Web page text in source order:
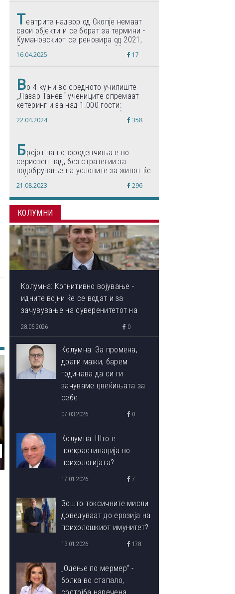
Театрите надвор од Скопје немаат
свои објекти и се борат за термини -
Кумановскиот се реновира од 2021,
Струмичкиот се гради веќе 11 години
16.04.2025 17
Во 4 кујни во средното училиште
„Лазар Танев“ учениците спремаат
кетеринг и за над 1.000 гости:
„Формиравме компанија и работиме
по светски стандарди“
22.04.2024 358
Бројот на новороденчиња е во
сериозен пад, без стратегии за
подобрување на условите за живот ќе
дојде до затворање на училишта,
предупредуваат експертите
21.08.2023 296
КОЛУМНИ
Колумна: Когнитивно војување -
идните војни ќе се водат и за
зачувување на суверенитетот на
сопствениот ум
28.05.2026 0
Колумна: За промена,
драги мажи, барем
годинава да си ги
зачуваме цвеќињата за
себе
07.03.2026 0
Колумна: Што е
прекрастинација во
психологијата?
17.01.2026 7
Зошто токсичните мисли
доведуваат до ерозија на
психолошкиот имунитет?
13.01.2026 178
„Одење по мермер“ -
болка во стапало,